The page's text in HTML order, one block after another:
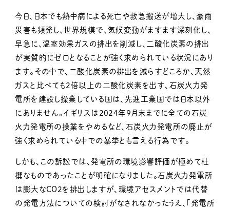
今日、日本でも熱中病による死亡や救急搬送が増大し、豪雨
災害も頻発し、世界規模で、気候変動がますます深刻化し、
早急に、温室効果ガスの排出を削減し、二酸化炭素の排出
が実質的にゼロとなることが強く求められている状況にあり
ます。その中で、二酸化炭素の排出を減らすどころか、天然
ガスと比べても２倍以上の二酸化炭素を出す、石炭火力発
電所を建設し操業している国は、先進工業国では日本以外
にありません。イギリスは2024年９月末までに全ての石炭
火力発電所の操業をやめるなど、石炭火力発電所の廃止が
強く求められている中での暴挙とも言える行為です。
しかも、この訴訟では、発電所の環境影響評価が極めて杜
撰なものであったことが明確になりました。石炭火力発電所
は膨大なCO2を排出しますが、環境アセスメントでは代替
の発電方法についての検討がなされなかったうえ、「発電所